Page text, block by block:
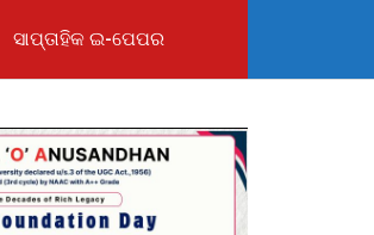
ସାପ୍ତାହିକ ଇ-ପେପର